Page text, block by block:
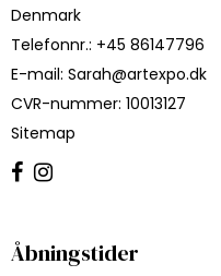
Denmark
Telefonnr.: +45 86147796
E-mail: Sarah@artexpo.dk
CVR-nummer: 10013127
Sitemap
Åbningstider